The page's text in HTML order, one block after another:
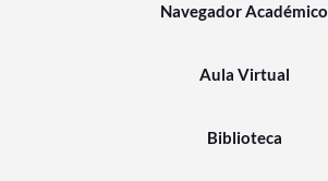
Navegador Académico
Aula Virtual
Biblioteca